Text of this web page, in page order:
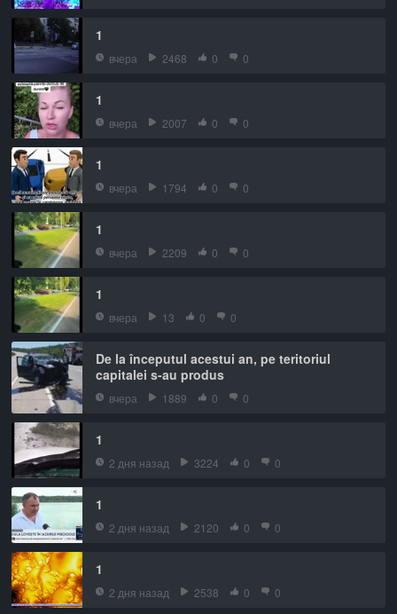
1
вчера 2468 0 0
1
вчера 2007 0 0
1
вчера 1794 0 0
1
вчера 2209 0 0
1
вчера 13 0 0
De la începutul acestui an, pe teritoriul
capitalei s-au produs
вчера 1889 0 0
1
2 дня назад 3224 0 0
1
2 дня назад 2120 0 0
1
2 дня назад 2538 0 0